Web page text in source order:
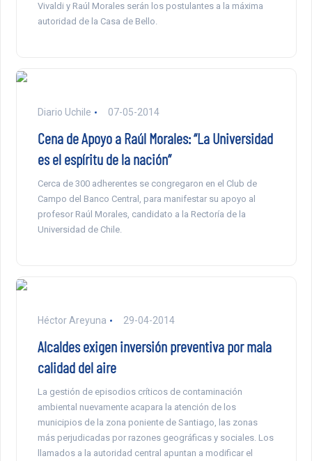
Vivaldi y Raúl Morales serán los postulantes a la máxima
autoridad de la Casa de Bello.
Diario Uchile 07-05-2014
Cena de Apoyo a Raúl Morales: “La Universidad
es el espíritu de la nación”
Cerca de 300 adherentes se congregaron en el Club de
Campo del Banco Central, para manifestar su apoyo al
profesor Raúl Morales, candidato a la Rectoría de la
Universidad de Chile.
Héctor Areyuna 29-04-2014
Alcaldes exigen inversión preventiva por mala
calidad del aire
La gestión de episodios críticos de contaminación
ambiental nuevamente acapara la atención de los
municipios de la zona poniente de Santiago, las zonas
más perjudicadas por razones geográficas y sociales. Los
llamados a la autoridad central apuntan a modificar el